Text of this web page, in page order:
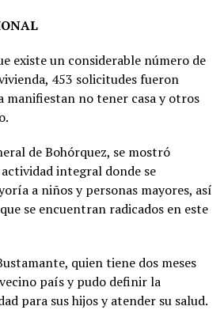
existe un considerable número de
453 solicitudes fueron
manifiestan no tener casa y otros
de Bohórquez, se mostró
integral donde se
a niños y personas mayores, así
se encuentran radicados en este
quien tiene dos meses
país y pudo definir la
para sus hijos y atender su salud.